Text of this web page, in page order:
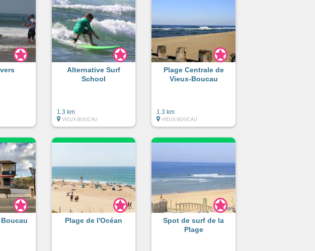
Alternative Surf
School
1.3 km
VIEUX-BOUCAU
Plage Centrale de
Vieux-Boucau
1.3 km
VIEUX-BOUCAU
Boucau Plage de l'Océan
Spot de surf de la
Plage